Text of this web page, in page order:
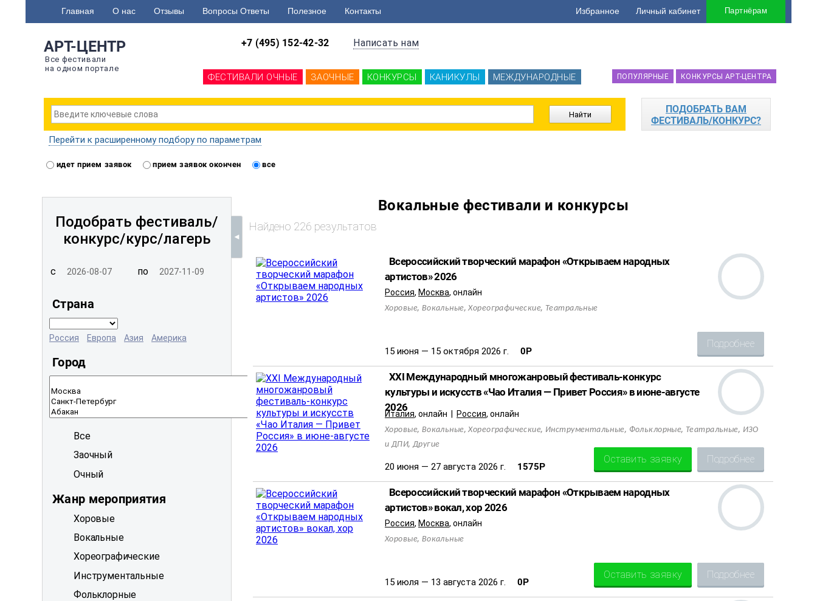
Главная О нас Отзывы Вопросы Ответы Полезное Контакты Партнёрам
Личный кабинет
Избранное
АРТ-ЦЕНТР
Все фестивали
на одном портале
+7 (495) 152-42-32 Написать нам
ФЕСТИВАЛИ ОЧНЫЕ ЗАОЧНЫЕ КОНКУРСЫ КАНИКУЛЫ МЕЖДУНАРОДНЫЕ КОНКУРСЫ АРТ-ЦЕНТРА
ПОПУЛЯРНЫЕ
ПОДОБРАТЬ ВАМ
ФЕСТИВАЛЬ/КОНКУРС?
Перейти к расширенному подбору по параметрам
идет прием заявок прием заявок окончен все
Вокальные фестивали и конкурсы
Найдено 226 результатов
Подобрать фестиваль/
конкурс/курс/лагерь
с по
Страна
Россия Европа Азия Америка
Город
Все
Заочный
Очный
Жанр мероприятия
Хоровые
Вокальные
Хореографические
Инструментальные
Фольклорные
Всероссийский творческий марафон «Открываем народных
артистов» 2026
Россия, Москва, онлайн
Хоровые, Вокальные,Хореографические, Театральные
15 июня — 15 октября 2026 г. 0Р
Подробнее
XXI Международный многожанровый фестиваль-конкурс
культуры и искусств «Чао Италия — Привет Россия» в июне-августе
2026
Италия, онлайн Россия, онлайн
Хоровые, Вокальные,Хореографические, Инструментальные, Фольклорные, Театральные, ИЗО
и ДПИ, Другие
20 июня — 27 августа 2026 г. 1575Р
Подробнее
Оставить заявку
Всероссийский творческий марафон «Открываем народных
артистов» вокал, хор 2026
Россия, Москва, онлайн
Хоровые, Вокальные
15 июля — 13 августа 2026 г. 0Р
Подробнее
Оставить заявку